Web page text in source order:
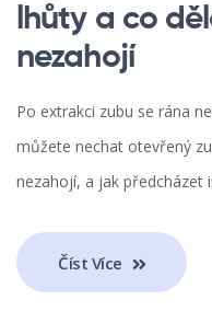
lhůty a co
nezahojí
Po extrakci zubu se rána
můžete nechat otevřený
nezahojí, a jak předcházet
Číst Více